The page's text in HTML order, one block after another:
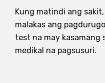
Kung matindi ang
malakas ang
test na may kasamang
medikal na pagsusuri.